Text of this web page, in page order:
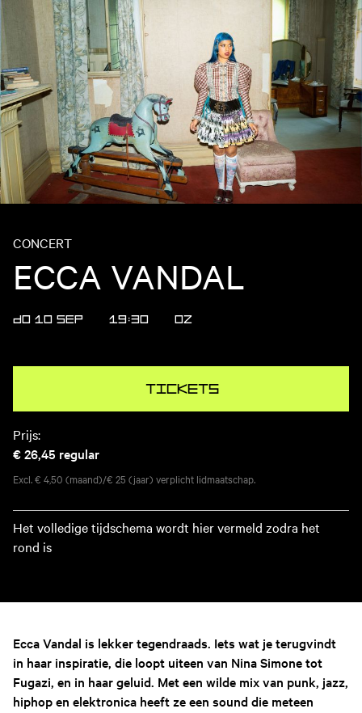
CONCERT
ECCA VANDAL
DO 10 SEP 19:30 OZ
Tickets
Prijs:
€ 26,45 regular
Excl. € 4,50 (maand)/€ 25 (jaar) verplicht lidmaatschap.
Het volledige tijdschema wordt hier vermeld zodra het
rond is
Ecca Vandal is lekker tegendraads. Iets wat je terugvindt
in haar inspiratie, die loopt uiteen van Nina Simone tot
Fugazi, en in haar geluid. Met een wilde mix van punk, jazz,
hiphop en elektronica heeft ze een sound die meteen